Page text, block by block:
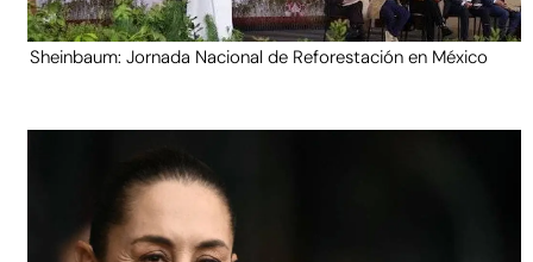
Sheinbaum: Jornada Nacional de Reforestación en México